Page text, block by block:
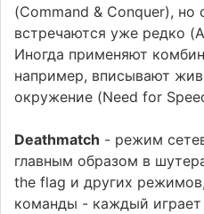
(Command & Conquer), но
встречаются уже редко
Иногда применяют
например, вписывают
окружение (Need for
Deathmatch - режим
главным образом в
the flag и других
команды - каждый играет